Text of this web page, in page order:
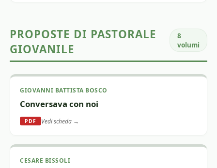
PROPOSTE DI PASTORALE
GIOVANILE
8
volumi
GIOVANNI BATTISTA BOSCO
Conversava con noi
PDF Vedi scheda →
CESARE BISSOLI